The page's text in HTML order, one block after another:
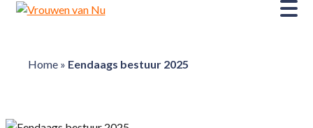
Home» Eendaags bestuur 2025